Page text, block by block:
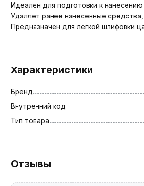
Идеален для подготовки к
Удаляет ранее нанесенные
Предназначен для легкой шлифовки
Характеристики
Бренд
Внутренний код
Тип товара
Отзывы